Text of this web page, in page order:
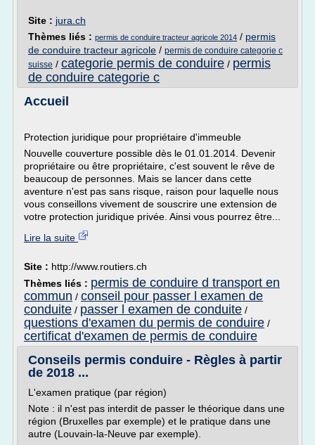
Site : jura.ch
Thèmes liés : permis de conduire tracteur agricole 2014 / permis
de conduire tracteur agricole / permis de conduire categorie c
suisse / categorie permis de conduire / permis
de conduire categorie c
Accueil
Protection juridique pour propriétaire d'immeuble
Nouvelle couverture possible dès le 01.01.2014. Devenir
propriétaire ou être propriétaire, c'est souvent le rêve de
beaucoup de personnes. Mais se lancer dans cette
aventure n'est pas sans risque, raison pour laquelle nous
vous conseillons vivement de souscrire une extension de
votre protection juridique privée. Ainsi vous pourrez être...
Lire la suite
Site : http://www.routiers.ch
Thèmes liés : permis de conduire d transport en
commun / conseil pour passer l examen de
conduite / passer l examen de conduite /
questions d'examen du permis de conduire /
certificat d'examen de permis de conduire
Conseils permis conduire - Règles à partir
de 2018 ...
L'examen pratique (par région)
Note : il n'est pas interdit de passer le théorique dans une
région (Bruxelles par exemple) et le pratique dans une
autre (Louvain-la-Neuve par exemple).